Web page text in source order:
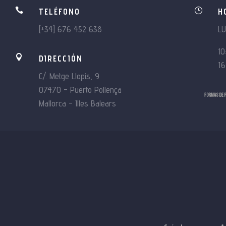

TELÉFONO
[+34] 676 452 638

DIRECCIÓN
C/. Metge Llopis, 9
07470 – Puerto Pollença
Mallorca – Illes Balears
}